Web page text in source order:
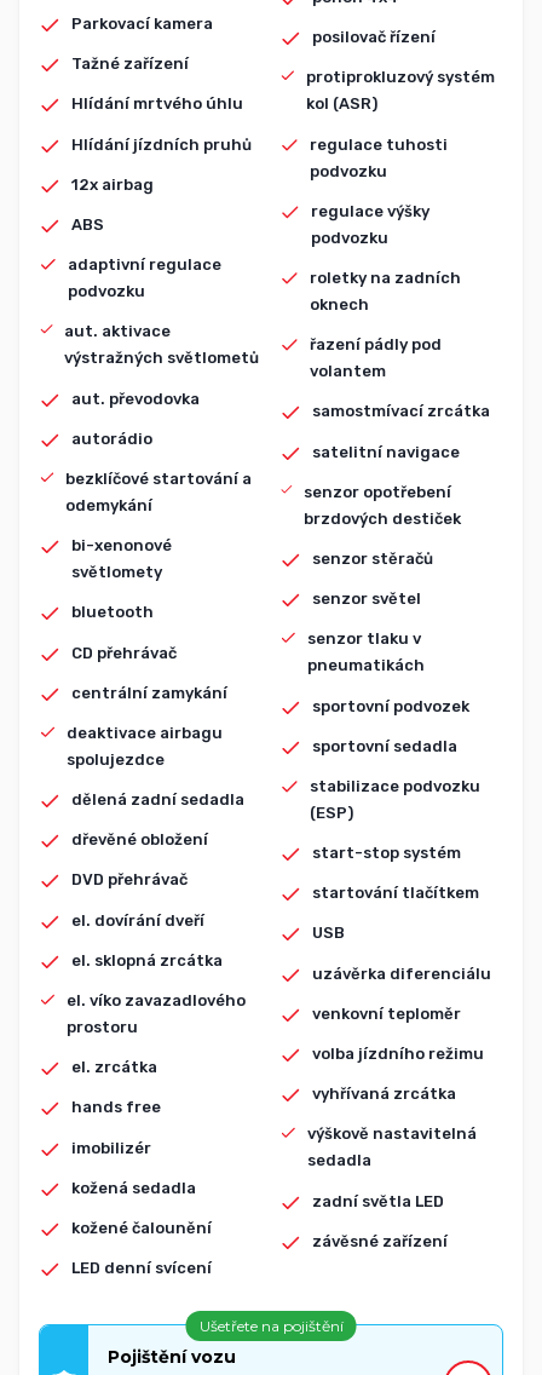
Parkovací kamera
Tažné zařízení
Hlídání mrtvého úhlu
Hlídání jízdních pruhů
12x airbag
ABS
adaptivní regulace
podvozku
aut. aktivace
výstražných světlometů
aut. převodovka
autorádio
bezklíčové startování a
odemykání
bi-xenonové
světlomety
bluetooth
CD přehrávač
centrální zamykání
deaktivace airbagu
spolujezdce
dělená zadní sedadla
dřevěné obložení
DVD přehrávač
el. dovírání dveří
el. sklopná zrcátka
el. víko zavazadlového
prostoru
el. zrcátka
hands free
imobilizér
kožená sedadla
kožené čalounění
LED denní svícení
posilovač řízení
protiprokluzový systém
kol (ASR)
regulace tuhosti
podvozku
regulace výšky
podvozku
roletky na zadních
oknech
řazení pádly pod
volantem
samostmívací zrcátka
satelitní navigace
senzor opotřebení
brzdových destiček
senzor stěračů
senzor světel
senzor tlaku v
pneumatikách
sportovní podvozek
sportovní sedadla
stabilizace podvozku
(ESP)
start-stop systém
startování tlačítkem
USB
uzávěrka diferenciálu
venkovní teploměr
volba jízdního režimu
vyhřívaná zrcátka
výškově nastavitelná
sedadla
zadní světla LED
závěsné zařízení
Ušetřete na pojištění
Pojištění vozu